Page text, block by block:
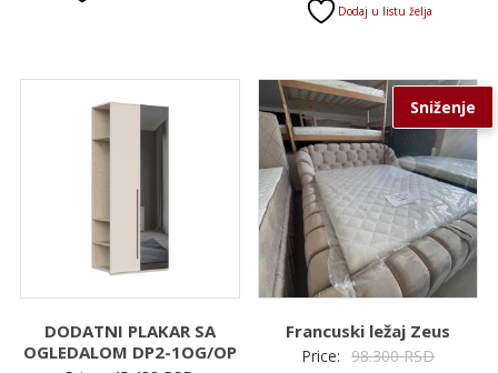
Dodaj u listu želja
DODATNI PLAKAR SA
OGLEDALOM DP2-1OG/OP
Sniženje
Francuski ležaj Zeus
Price: 98.300RSD